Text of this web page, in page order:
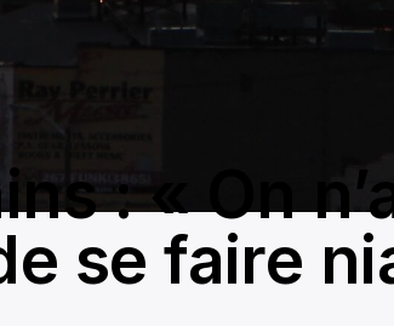
: « On
se faire